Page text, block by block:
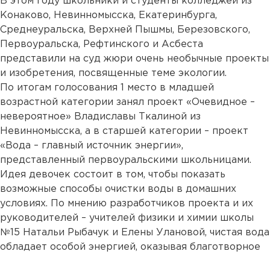
Конаково, Невинномысска, Екатеринбурга,
Среднеуральска, Верхней Пышмы, Березовского,
Первоуральска, Рефтинского и Асбеста
представили на суд жюри очень необычные проекты
и изобретения, посвященные теме экологии.
По итогам голосования 1 место в младшей
возрастной категории занял проект «Очевидное –
невероятное» Владиславы Ткалиной из
Невинномысска, а в старшей категории – проект
«Вода – главный источник энергии»,
представленный первоуральскими школьницами.
Идея девочек состоит в том, чтобы показать
возможные способы очистки воды в домашних
условиях. По мнению разработчиков проекта и их
руководителей – учителей физики и химии школы
№15 Натальи Рыбачук и Елены Улановой, чистая вода
обладает особой энергией, оказывая благотворное